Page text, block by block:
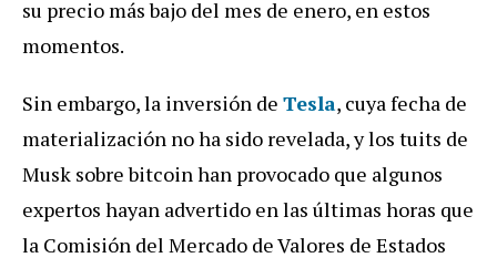
su precio más bajo del mes de enero, en estos
momentos.
Sin embargo, la inversión de Tesla, cuya fecha de
materialización no ha sido revelada, y los tuits de
Musk sobre bitcoin han provocado que algunos
expertos hayan advertido en las últimas horas que
la Comisión del Mercado de Valores de Estados